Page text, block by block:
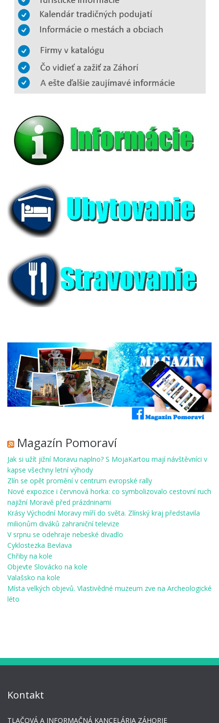
Magazín Pomoraví
Jak si užít jižní Moravu naplno? S MojaKartou mají návštěvníci v
kapse všechny letní výhody
Zlín se opět promění v centrum evropské rally
Nové expozice i červnová horka: co symbolizovalo cestovní ruch
najižní Moravě před prázdninami
Krásy Východní Moravy míří do světa. Zlínský kraj představila
milionům diváků zahraniční televize
V srpnu se odehraje nebeské divadlo
Cyklostezka Bevlava
Chřiby na kole
Objevte Slovácko na kole
Valašsko na kole
Místa velkých objevů. Vlastivědné muzeum zve na Archeologické
léto
Kontakt
TLAČOVÁ A INFORMAČNÁ KANCELÁRIA ZÁHORIE